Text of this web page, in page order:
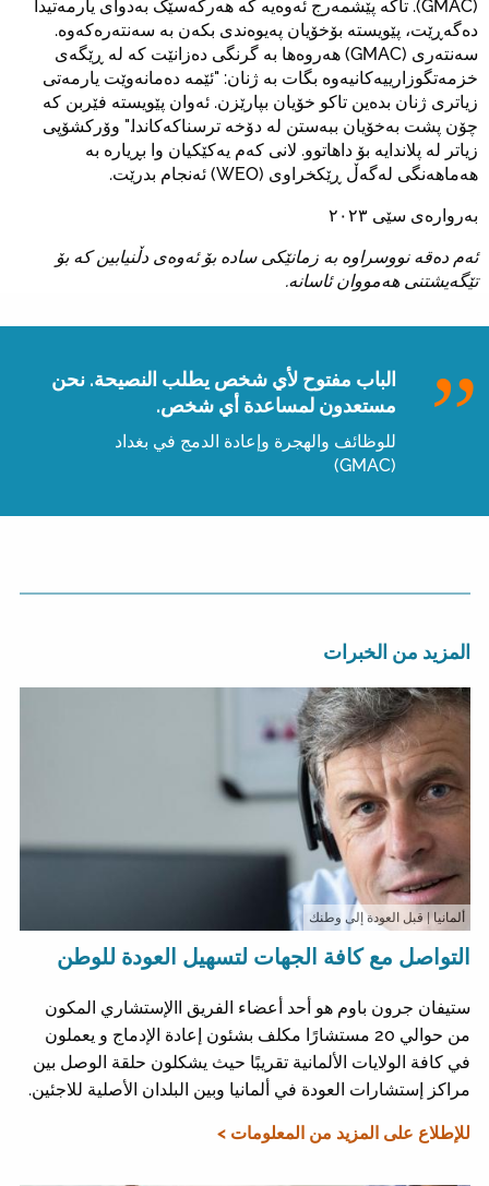
(GMAC). تاکە پێشمەرج ئەوەیە کە هەرکەسێک بەدوای یارمەتیدا
دەگەڕێت، پێویستە بۆخۆیان پەیوەندی بکەن بە سەنتەرەکەوە.
سەنتەری (GMAC) هەروەها بە گرنگی دەزانێت کە لە ڕێگەی
خزمەتگوزارییەکانیەوە بگات بە ژنان: "ئێمە دەمانەوێت یارمەتی
زیاتری ژنان بدەین تاکو خۆیان بپارێزن. ئەوان پێویستە فێربن کە
چۆن پشت بەخۆیان ببەستن لە دۆخە ترسناکەکاندا." وۆرکشۆپی
زیاتر لە پلاندایە بۆ داهاتوو. لانی کەم یەکێکیان وا بڕیارە بە
هەماهەنگی لەگەڵ ڕێکخراوی (WEO) ئەنجام بدرێت.
بەروارەی سێی ٢٠٢٣
ئەم دەقە نووسراوە بە زمانێکی سادە بۆ ئەوەی دڵنیابین کە بۆ
تێگەیشتنی هەمووان ئاسانە.
الباب مفتوح لأي شخص يطلب النصيحة. نحن
مستعدون لمساعدة أي شخص.
للوظائف والهجرة وإعادة الدمج في بغداد
(GMAC)
المزيد من الخبرات
ألمانيا| قبل العودة إلى وطنك
التواصل مع كافة الجهات لتسهيل العودة للوطن
ستيفان جرون باوم هو أحد أعضاء الفريق االإستشاري المكون
من حوالي 20 مستشارًا مكلف بشئون إعادة الإدماج و يعملون
في كافة الولايات الألمانية تقريبًا حيث يشكلون حلقة الوصل بين
مراكز إستشارات العودة في ألمانيا وبين البلدان الأصلية للاجئين.
للإطلاع على المزيد من المعلومات >